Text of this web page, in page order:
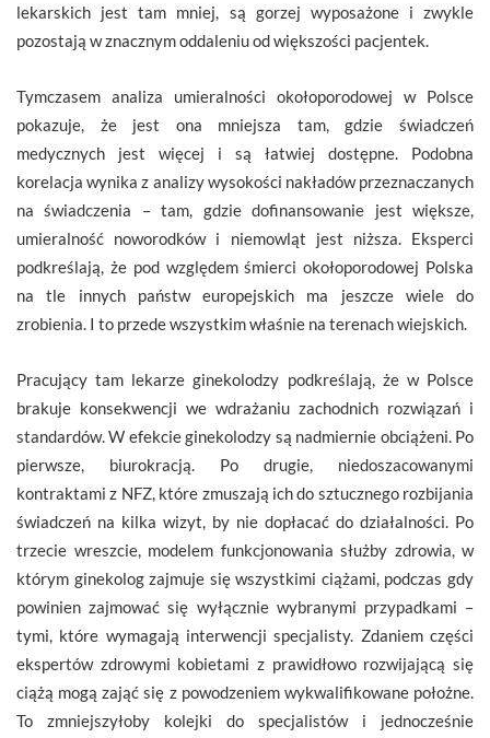
lekarskich jest tam mniej, są gorzej wyposażone i zwykle
pozostają w znacznym oddaleniu od większości pacjentek.
Tymczasem analiza umieralności okołoporodowej w Polsce
pokazuje, że jest ona mniejsza tam, gdzie świadczeń
medycznych jest więcej i są łatwiej dostępne. Podobna
korelacja wynika z analizy wysokości nakładów przeznaczanych
na świadczenia – tam, gdzie dofinansowanie jest większe,
umieralność noworodków i niemowląt jest niższa. Eksperci
podkreślają, że pod względem śmierci okołoporodowej Polska
na tle innych państw europejskich ma jeszcze wiele do
zrobienia. I to przede wszystkim właśnie na terenach wiejskich.
Pracujący tam lekarze ginekolodzy podkreślają, że w Polsce
brakuje konsekwencji we wdrażaniu zachodnich rozwiązań i
standardów. W efekcie ginekolodzy są nadmiernie obciążeni. Po
pierwsze, biurokracją. Po drugie, niedoszacowanymi
kontraktami z NFZ, które zmuszają ich do sztucznego rozbijania
świadczeń na kilka wizyt, by nie dopłacać do działalności. Po
trzecie wreszcie, modelem funkcjonowania służby zdrowia, w
którym ginekolog zajmuje się wszystkimi ciążami, podczas gdy
powinien zajmować się wyłącznie wybranymi przypadkami –
tymi, które wymagają interwencji specjalisty. Zdaniem części
ekspertów zdrowymi kobietami z prawidłowo rozwijającą się
ciążą mogą zająć się z powodzeniem wykwalifikowane położne.
To zmniejszyłoby kolejki do specjalistów i jednocześnie